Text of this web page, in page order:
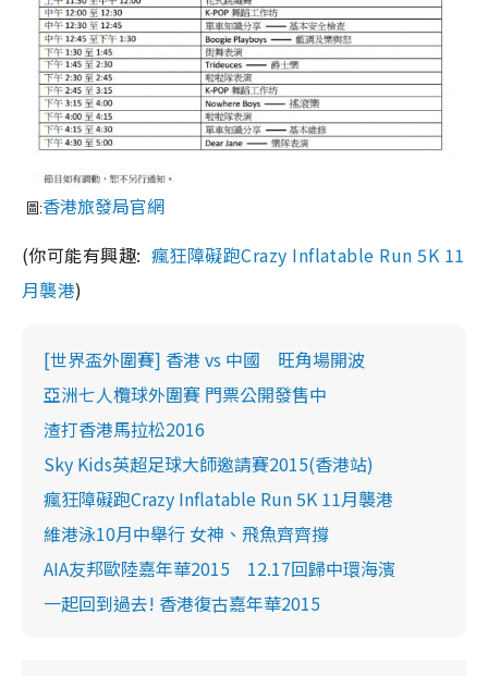
圖:香港旅發局官網
(你可能有興趣: 瘋狂障礙跑Crazy Inflatable Run 5K 11
月襲港)
[世界盃外圍賽] 香港 vs 中國 旺角場開波
亞洲七人欖球外圍賽 門票公開發售中
渣打香港馬拉松2016
Sky Kids英超足球大師邀請賽2015(香港站)
瘋狂障礙跑Crazy Inflatable Run 5K 11月襲港
維港泳10月中舉行 女神、飛魚齊齊撐
AIA友邦歐陸嘉年華2015 12.17回歸中環海濱
一起回到過去! 香港復古嘉年華2015